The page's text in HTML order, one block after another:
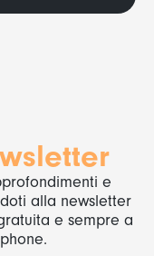
e
alla newsletter
e sempre a